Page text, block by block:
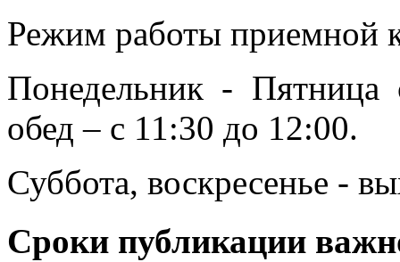
Режим работы приемной
Понедельник -
обед – с 11:30 до 12:00.
Суббота, воскресенье -
Сроки публикации